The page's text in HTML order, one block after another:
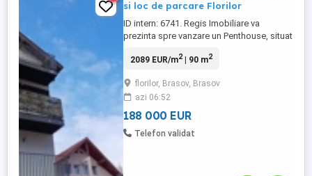
si loc de parcare Florilor
ID intern: 6741. Regis Imobiliare va
prezinta spre vanzare un Penthouse, situat
proprietate la etajul 3 al unei cladiri cu
90mp sunt impartiti astfel; - living
openspace cu bucataria - 2 dormitoare - 2
bai - hol de intrare - ...
2089 EUR/m2| 90 m2
florilor, Brasov, Brasov
azi 06:52
188 000 EUR
Telefon validat